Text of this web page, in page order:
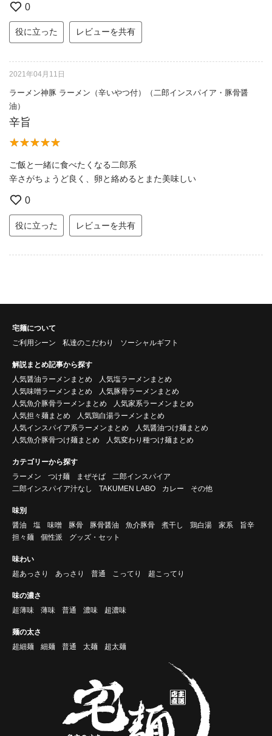
0
役に立った レビューを共有
2021年04月11日
ラーメン神豚 ラーメン（辛いやつ付）（二郎インスパイア・豚骨醤
油）
辛旨
ご飯と一緒に食べたくなる二郎系
辛さがちょうど良く、卵と絡めるとまた美味しい
0
役に立った レビューを共有
宅麺について
ご利用シーン
私達のこだわり ソーシャルギフト
解説まとめ記事から探す
人気醤油ラーメンまとめ
人気塩ラーメンまとめ
人気味噌ラーメンまとめ
人気豚骨ラーメンまとめ
人気魚介豚骨ラーメンまとめ
人気家系ラーメンまとめ
人気担々麺まとめ
人気鶏白湯ラーメンまとめ
人気インスパイア系ラーメンまとめ
人気醤油つけ麺まとめ
人気魚介豚骨つけ麺まとめ
人気変わり種つけ麺まとめ
カテゴリーから探す
ラーメン
つけ麺 まぜそば
二郎インスパイア
二郎インスパイア汁なし
TAKUMEN LABO カレー その他
味別
醤油
塩 味噌 豚骨 豚骨醤油 魚介豚骨 煮干し 鶏白湯 家系
旨辛
担々麺
個性派 グッズ・セット
味わい
超あっさり
あっさり 普通 こってり 超こってり
味の濃さ
超薄味
薄味 普通 濃味 超濃味
麺の太さ
超細麺
細麺 普通 太麺 超太麺